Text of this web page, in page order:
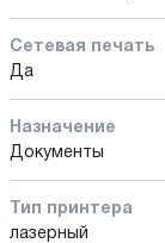
Сетевая печать
Да
Назначение
Документы
Тип принтера
лазерный